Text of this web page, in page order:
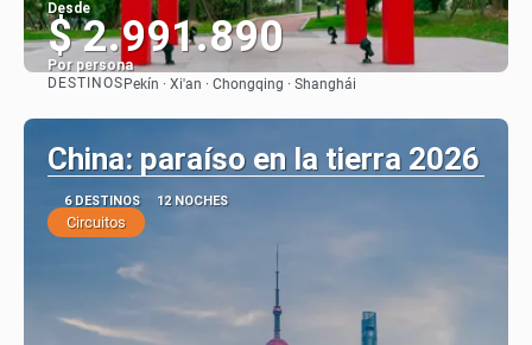
Desde
$ 2.991.890
Por persona
Ver
DESTINOSPekín · Xi'an · Chongqing · Shanghái
China: paraíso en la tierra 2026
6 DESTINOS 12 NOCHES
Circuitos